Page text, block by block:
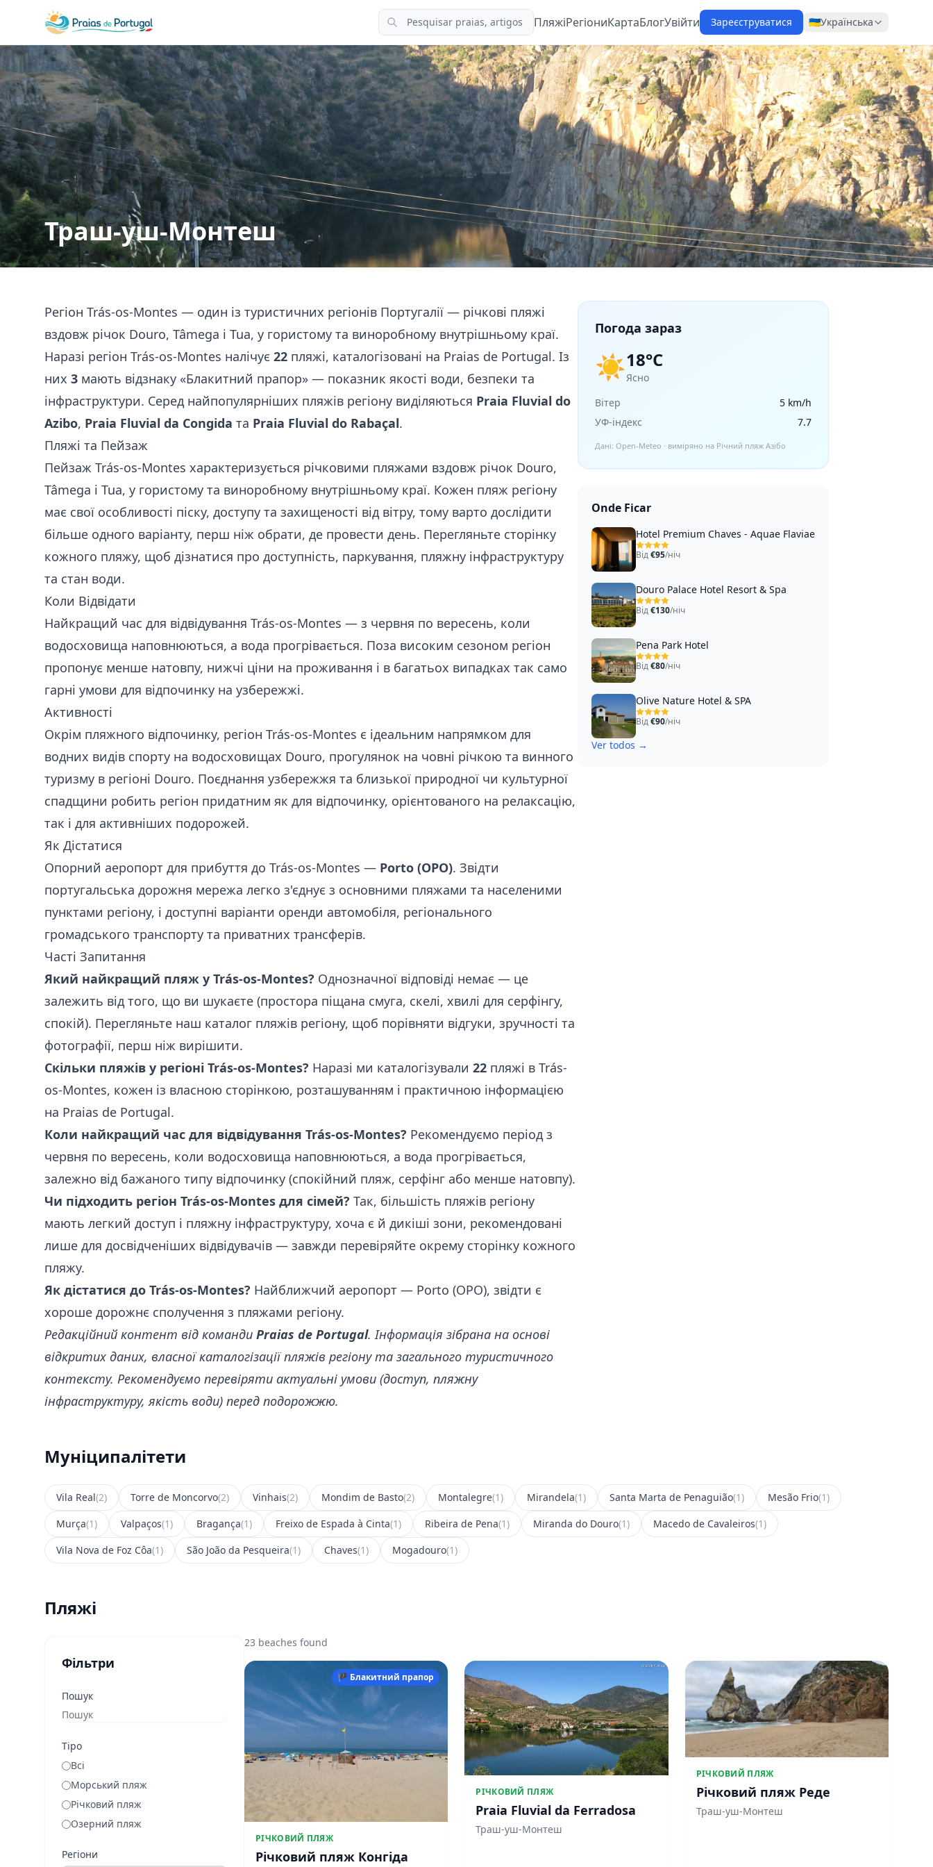
ПляжіРегіониКартаБлогУвійти Зареєструватися 🇺🇦Українська
Траш-уш-Монтеш
Регіон Trás-os-Montes — один із туристичних регіонів Португалії — річкові пляжі
вздовж річок Douro, Tâmega і Tua, у гористому та виноробному внутрішньому краї.
Наразі регіон Trás-os-Montes налічує 22 пляжі, каталогізовані на Praias de Portugal. Із
них 3 мають відзнаку «Блакитний прапор» — показник якості води, безпеки та
інфраструктури. Серед найпопулярніших пляжів регіону виділяються Praia Fluvial do
Azibo, Praia Fluvial da Congida та Praia Fluvial do Rabaçal.
Пляжі та Пейзаж
Пейзаж Trás-os-Montes характеризується річковими пляжами вздовж річок Douro,
Tâmega і Tua, у гористому та виноробному внутрішньому краї. Кожен пляж регіону
має свої особливості піску, доступу та захищеності від вітру, тому варто дослідити
більше одного варіанту, перш ніж обрати, де провести день. Перегляньте сторінку
кожного пляжу, щоб дізнатися про доступність, паркування, пляжну інфраструктуру
та стан води.
Коли Відвідати
Найкращий час для відвідування Trás-os-Montes — з червня по вересень, коли
водосховища наповнюються, а вода прогрівається. Поза високим сезоном регіон
пропонує менше натовпу, нижчі ціни на проживання і в багатьох випадках так само
гарні умови для відпочинку на узбережжі.
Активності
Окрім пляжного відпочинку, регіон Trás-os-Montes є ідеальним напрямком для
водних видів спорту на водосховищах Douro, прогулянок на човні річкою та винного
туризму в регіоні Douro. Поєднання узбережжя та близької природної чи культурної
спадщини робить регіон придатним як для відпочинку, орієнтованого на релаксацію,
так і для активніших подорожей.
Як Дістатися
Опорний аеропорт для прибуття до Trás-os-Montes — Porto (OPO). Звідти
португальська дорожня мережа легко з'єднує з основними пляжами та населеними
пунктами регіону, і доступні варіанти оренди автомобіля, регіонального
громадського транспорту та приватних трансферів.
Часті Запитання
Який найкращий пляж у Trás-os-Montes? Однозначної відповіді немає — це
залежить від того, що ви шукаєте (простора піщана смуга, скелі, хвилі для серфінгу,
спокій). Перегляньте наш каталог пляжів регіону, щоб порівняти відгуки, зручності та
фотографії, перш ніж вирішити.
Скільки пляжів у регіоні Trás-os-Montes? Наразі ми каталогізували 22 пляжі в Trás-
os-Montes, кожен із власною сторінкою, розташуванням і практичною інформацією
на Praias de Portugal.
Коли найкращий час для відвідування Trás-os-Montes? Рекомендуємо період з
червня по вересень, коли водосховища наповнюються, а вода прогрівається,
залежно від бажаного типу відпочинку (спокійний пляж, серфінг або менше натовпу).
Чи підходить регіон Trás-os-Montes для сімей? Так, більшість пляжів регіону
мають легкий доступ і пляжну інфраструктуру, хоча є й дикіші зони, рекомендовані
лише для досвідченіших відвідувачів — завжди перевіряйте окрему сторінку кожного
пляжу.
Як дістатися до Trás-os-Montes? Найближчий аеропорт — Porto (OPO), звідти є
хороше дорожнє сполучення з пляжами регіону.
Редакційний контент від команди Praias de Portugal. Інформація зібрана на основі
відкритих даних, власної каталогізації пляжів регіону та загального туристичного
контексту. Рекомендуємо перевіряти актуальні умови (доступ, пляжну
інфраструктуру, якість води) перед подорожжю.
Погода зараз
☀️18°C
Ясно
Вітер
5 km/h
УФ-індекс
7.7
Дані: Open-Meteo · виміряно на Річний пляж Азібо
Onde Ficar
Hotel Premium Chaves - Aquae Flaviae
Від€95/ніч
Douro Palace Hotel Resort & Spa
Від€130/ніч
Pena Park Hotel
Від€80/ніч
Olive Nature Hotel & SPA
Від€90/ніч
Ver todos →
Муніципалітети
Vila Real(2) Torre de Moncorvo(2) Vinhais(2) Mondim de Basto(2) Montalegre(1) Mirandela(1) Santa Marta de Penaguião(1) Mesão Frio(1)
Murça(1) Valpaços(1) Bragança(1) Freixo de Espada à Cinta(1) Ribeira de Pena(1) Miranda do Douro(1) Macedo de Cavaleiros(1)
Vila Nova de Foz Côa(1) São João da Pesqueira(1) Chaves(1) Mogadouro(1)
Пляжі
Фільтри
Пошук
Tipo
Всі
Морський пляж
Річковий пляж
Озерний пляж
Регіони
23 beaches found
🏴 Блакитний прапор
РІЧКОВИЙ ПЛЯЖ
Річковий пляж Конгіда
РІЧКОВИЙ ПЛЯЖ
Praia Fluvial da Ferradosa
Траш-уш-Монтеш
РІЧКОВИЙ ПЛЯЖ
Річковий пляж Реде
Траш-уш-Монтеш